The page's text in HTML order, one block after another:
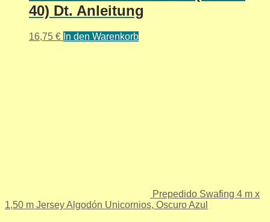
40) Dt. Anleitung
16,75 € In den Warenkorb
Prepedido Swafing 4 m x
1,50 m Jersey Algodón Unicornios, Oscuro Azul